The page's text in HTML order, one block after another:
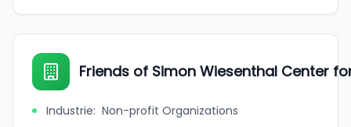
Friends of Simon Wiesenthal Center
Industrie: Non-profit Organizations